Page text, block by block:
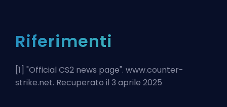
Riferimenti
[1] "Official CS2 news page". www.counter-
strike.net. Recuperato il 3 aprile 2025